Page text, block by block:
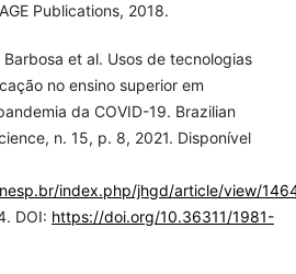
Publications, 2018.
Barbosa et al. Usos de tecnologias
no ensino superior em
da COVID-19. Brazilian
n. 15, p. 8, 2021. Disponível
index.php/jhgd/article/view/
DOI: https://doi.org/10.36311/1981-